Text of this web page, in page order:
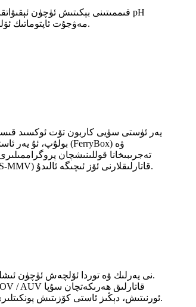
ئانالىزاتورىنى تەجرىبىخانىدا ئىشلىتىشكە ياكى ئۆز ئىختىيارلىق كۆزىتىش پاراخوتلىرىدىكى (VOS) مەۋجۇت ئاپتوماتىك ئۆلچەش سىستېمىلىرىغا ئاسانلا بىرلەشتۈرۈشكە بولىدۇ.
تەجرىبىخانا قوللىنىشچان
سۇنى كونترول قىلىش، سۇ مەھسۇلاتلىرىنى يېتىشتۈرۈش/بېلىق بېقىش، كاربون تۇتۇش ۋە ساقلاش - نازارەت قىلىش، ئۆلچەش ۋە دەلىللەش (CCS-MMV) قاتارلىقلارنى ئۆز ئىچىگە ئالىدۇ.
ئورنىتىش، دېڭىز ئاستى كۆزىتىش پونكىتلىرى، بويلار ۋە لەڭگەرلەرگە ئۇزۇن مۇددەتلىك ئورۇنلاشتۇرۇش، شۇنداقلا سۇ ئەۋرىشكىسىنى ئېلىش روزېتكىسى ئارقىلىق پروفىل تۈزۈش قاتارلىقلار.